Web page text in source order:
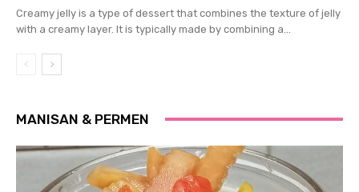
Creamy jelly is a type of dessert that combines the texture of jelly
with a creamy layer. It is typically made by combining a...
MANISAN & PERMEN